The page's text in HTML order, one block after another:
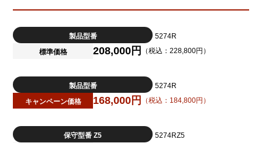
製品型番
5274R
標準価格
208,000円 （税込：228,800円）
製品型番
5274R
キャンペーン価格
168,000円 （税込：184,800円）
保守型番 Z5
5274RZ5